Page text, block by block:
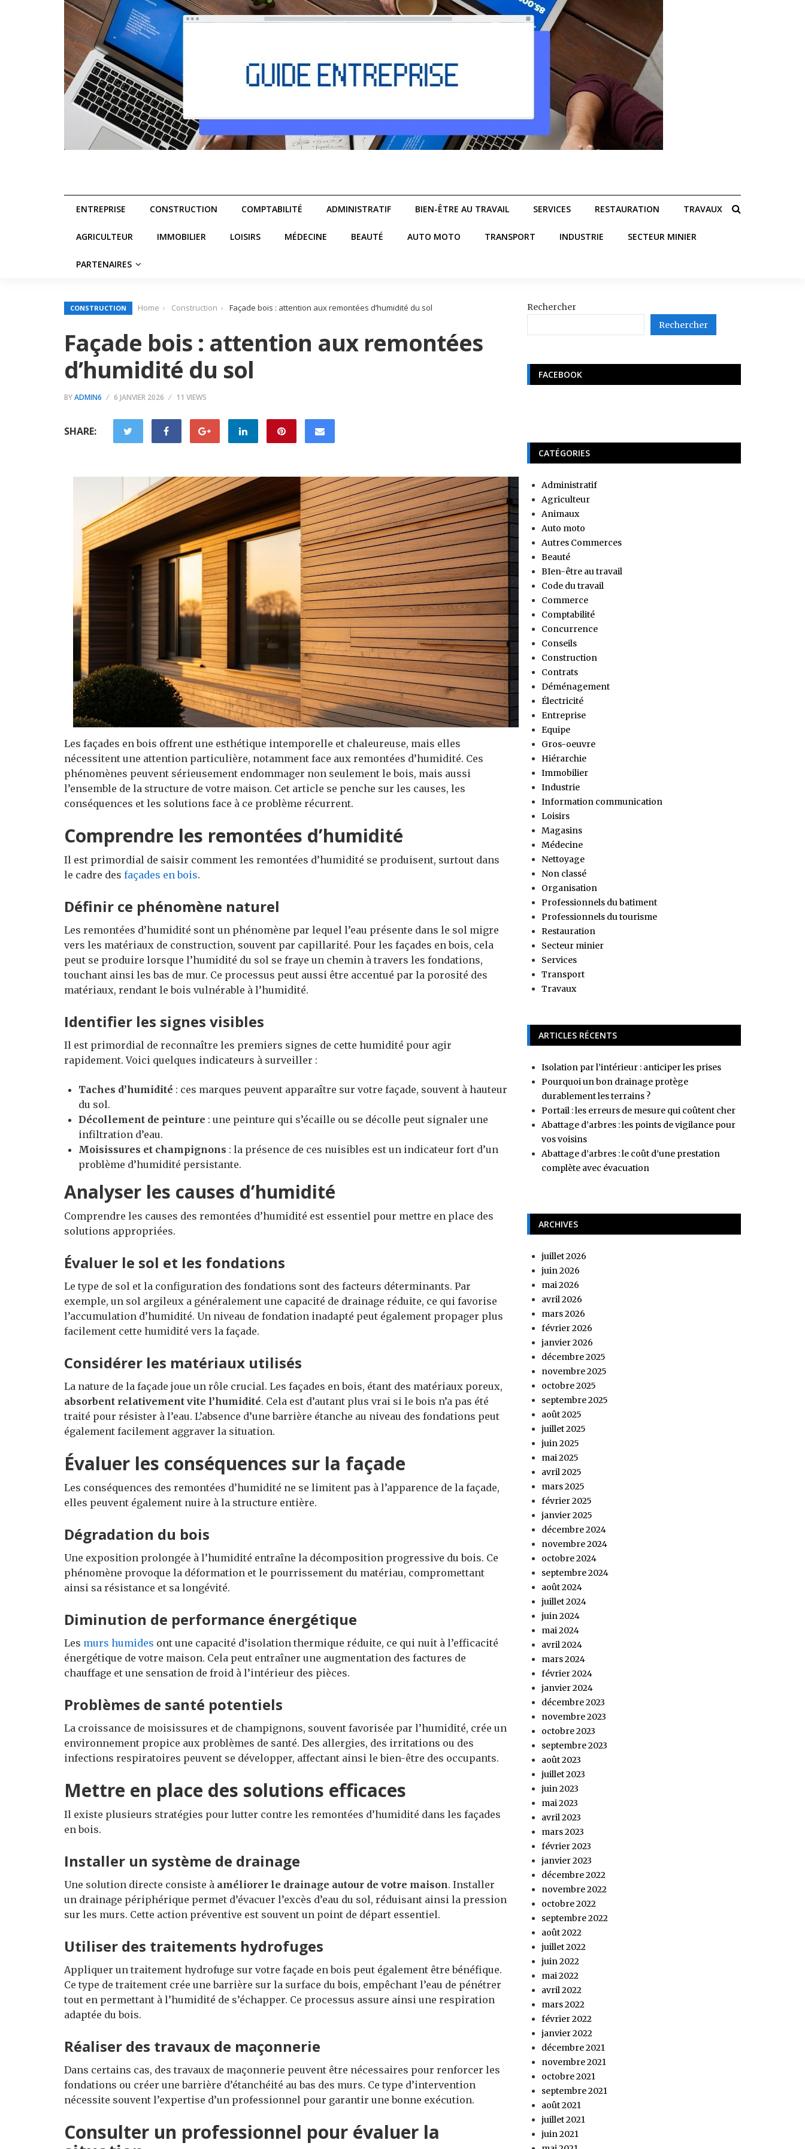
ENTREPRISE CONSTRUCTION COMPTABILITÉ ADMINISTRATIF BIEN-ÊTRE AU TRAVAIL SERVICES RESTAURATION TRAVAUX
AGRICULTEUR IMMOBILIER LOISIRS MÉDECINE BEAUTÉ AUTO MOTO TRANSPORT INDUSTRIE SECTEUR MINIER
PARTENAIRES
CONSTRUCTION Home Construction Façade bois : attention aux remontées d’humidité du sol
Façade bois : attention aux remontées
d’humidité du sol
BYADMIN6 6 JANVIER 2026 11 VIEWS
SHARE:
Les façades en bois offrent une esthétique intemporelle et chaleureuse, mais elles
nécessitent une attention particulière, notamment face aux remontées d’humidité. Ces
phénomènes peuvent sérieusement endommager non seulement le bois, mais aussi
l’ensemble de la structure de votre maison. Cet article se penche sur les causes, les
conséquences et les solutions face à ce problème récurrent.
Comprendre les remontées d’humidité
Il est primordial de saisir comment les remontées d’humidité se produisent, surtout dans
le cadre des façades en bois.
Définir ce phénomène naturel
Les remontées d’humidité sont un phénomène par lequel l’eau présente dans le sol migre
vers les matériaux de construction, souvent par capillarité. Pour les façades en bois, cela
peut se produire lorsque l’humidité du sol se fraye un chemin à travers les fondations,
touchant ainsi les bas de mur. Ce processus peut aussi être accentué par la porosité des
matériaux, rendant le bois vulnérable à l’humidité.
Identifier les signes visibles
Il est primordial de reconnaître les premiers signes de cette humidité pour agir
rapidement. Voici quelques indicateurs à surveiller :
Taches d’humidité : ces marques peuvent apparaître sur votre façade, souvent à hauteur
du sol.
Décollement de peinture : une peinture qui s’écaille ou se décolle peut signaler une
infiltration d’eau.
Moisissures et champignons : la présence de ces nuisibles est un indicateur fort d’un
problème d’humidité persistante.
Analyser les causes d’humidité
Comprendre les causes des remontées d’humidité est essentiel pour mettre en place des
solutions appropriées.
Évaluer le sol et les fondations
Le type de sol et la configuration des fondations sont des facteurs déterminants. Par
exemple, un sol argileux a généralement une capacité de drainage réduite, ce qui favorise
l’accumulation d’humidité. Un niveau de fondation inadapté peut également propager plus
facilement cette humidité vers la façade.
Considérer les matériaux utilisés
La nature de la façade joue un rôle crucial. Les façades en bois, étant des matériaux poreux,
absorbent relativement vite l’humidité. Cela est d’autant plus vrai si le bois n’a pas été
traité pour résister à l’eau. L’absence d’une barrière étanche au niveau des fondations peut
également facilement aggraver la situation.
Évaluer les conséquences sur la façade
Les conséquences des remontées d’humidité ne se limitent pas à l’apparence de la façade,
elles peuvent également nuire à la structure entière.
Dégradation du bois
Une exposition prolongée à l’humidité entraîne la décomposition progressive du bois. Ce
phénomène provoque la déformation et le pourrissement du matériau, compromettant
ainsi sa résistance et sa longévité.
Diminution de performance énergétique
Les murs humides ont une capacité d’isolation thermique réduite, ce qui nuit à l’efficacité
énergétique de votre maison. Cela peut entraîner une augmentation des factures de
chauffage et une sensation de froid à l’intérieur des pièces.
Problèmes de santé potentiels
La croissance de moisissures et de champignons, souvent favorisée par l’humidité, crée un
environnement propice aux problèmes de santé. Des allergies, des irritations ou des
infections respiratoires peuvent se développer, affectant ainsi le bien-être des occupants.
Mettre en place des solutions efficaces
Il existe plusieurs stratégies pour lutter contre les remontées d’humidité dans les façades
en bois.
Installer un système de drainage
Une solution directe consiste à améliorer le drainage autour de votre maison. Installer
un drainage périphérique permet d’évacuer l’excès d’eau du sol, réduisant ainsi la pression
sur les murs. Cette action préventive est souvent un point de départ essentiel.
Utiliser des traitements hydrofuges
Appliquer un traitement hydrofuge sur votre façade en bois peut également être bénéfique.
Ce type de traitement crée une barrière sur la surface du bois, empêchant l’eau de pénétrer
tout en permettant à l’humidité de s’échapper. Ce processus assure ainsi une respiration
adaptée du bois.
Réaliser des travaux de maçonnerie
Dans certains cas, des travaux de maçonnerie peuvent être nécessaires pour renforcer les
fondations ou créer une barrière d’étanchéité au bas des murs. Ce type d’intervention
nécessite souvent l’expertise d’un professionnel pour garantir une bonne exécution.
Consulter un professionnel pour évaluer la
Rechercher
Rechercher
FACEBOOK
CATÉGORIES
Administratif
Agriculteur
Animaux
Auto moto
Autres Commerces
Beauté
BIen-être au travail
Code du travail
Commerce
Comptabilité
Concurrence
Conseils
Construction
Contrats
Déménagement
Électricité
Entreprise
Equipe
Gros-oeuvre
Hiérarchie
Immobilier
Industrie
Information communication
Loisirs
Magasins
Médecine
Nettoyage
Non classé
Organisation
Professionnels du batiment
Professionnels du tourisme
Restauration
Secteur minier
Services
Transport
Travaux
ARTICLES RÉCENTS
Isolation par l’intérieur : anticiper les prises
Pourquoi un bon drainage protège
durablement les terrains ?
Portail : les erreurs de mesure qui coûtent cher
Abattage d’arbres : les points de vigilance pour
vos voisins
Abattage d’arbres : le coût d’une prestation
complète avec évacuation
ARCHIVES
juillet 2026
juin 2026
mai 2026
avril 2026
mars 2026
février 2026
janvier 2026
décembre 2025
novembre 2025
octobre 2025
septembre 2025
août 2025
juillet 2025
juin 2025
mai 2025
avril 2025
mars 2025
février 2025
janvier 2025
décembre 2024
novembre 2024
octobre 2024
septembre 2024
août 2024
juillet 2024
juin 2024
mai 2024
avril 2024
mars 2024
février 2024
janvier 2024
décembre 2023
novembre 2023
octobre 2023
septembre 2023
août 2023
juillet 2023
juin 2023
mai 2023
avril 2023
mars 2023
février 2023
janvier 2023
décembre 2022
novembre 2022
octobre 2022
septembre 2022
août 2022
juillet 2022
juin 2022
mai 2022
avril 2022
mars 2022
février 2022
janvier 2022
décembre 2021
novembre 2021
octobre 2021
septembre 2021
août 2021
juillet 2021
juin 2021